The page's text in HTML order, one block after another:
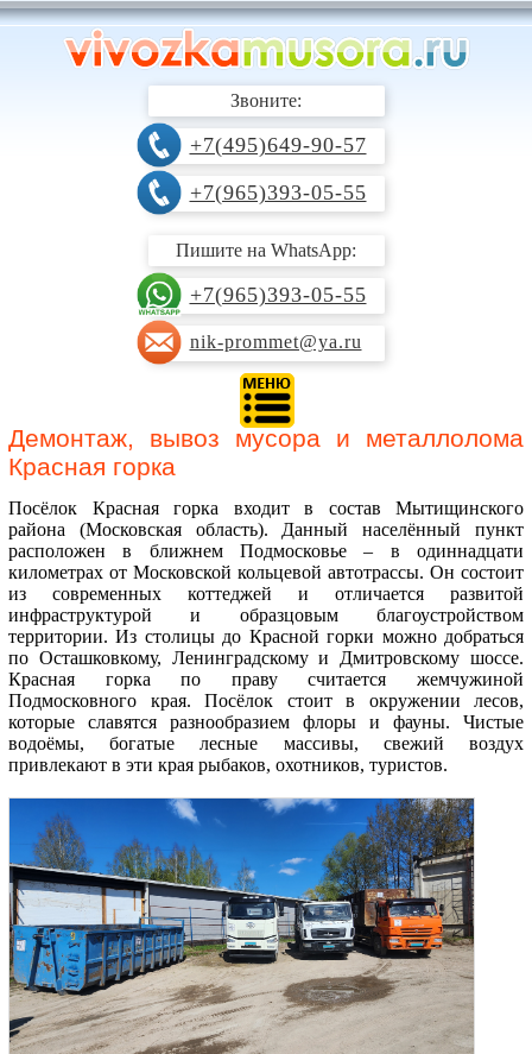
Звоните:
+7(495)649-90-57
+7(965)393-05-55
Пишите на WhatsApp:
+7(965)393-05-55
nik-prommet@ya.ru
Демонтаж, вывоз мусора и металлолома
Красная горка
Посёлок Красная горка входит в состав Мытищинского
района (Московская область). Данный населённый пункт
расположен в ближнем Подмосковье – в одиннадцати
километрах от Московской кольцевой автотрассы. Он состоит
из современных коттеджей и отличается развитой
инфраструктурой и образцовым благоустройством
территории. Из столицы до Красной горки можно добраться
по Осташковкому, Ленинградскому и Дмитровскому шоссе.
Красная горка по праву считается жемчужиной
Подмосковного края. Посёлок стоит в окружении лесов,
которые славятся разнообразием флоры и фауны. Чистые
водоёмы, богатые лесные массивы, свежий воздух
привлекают в эти края рыбаков, охотников, туристов.